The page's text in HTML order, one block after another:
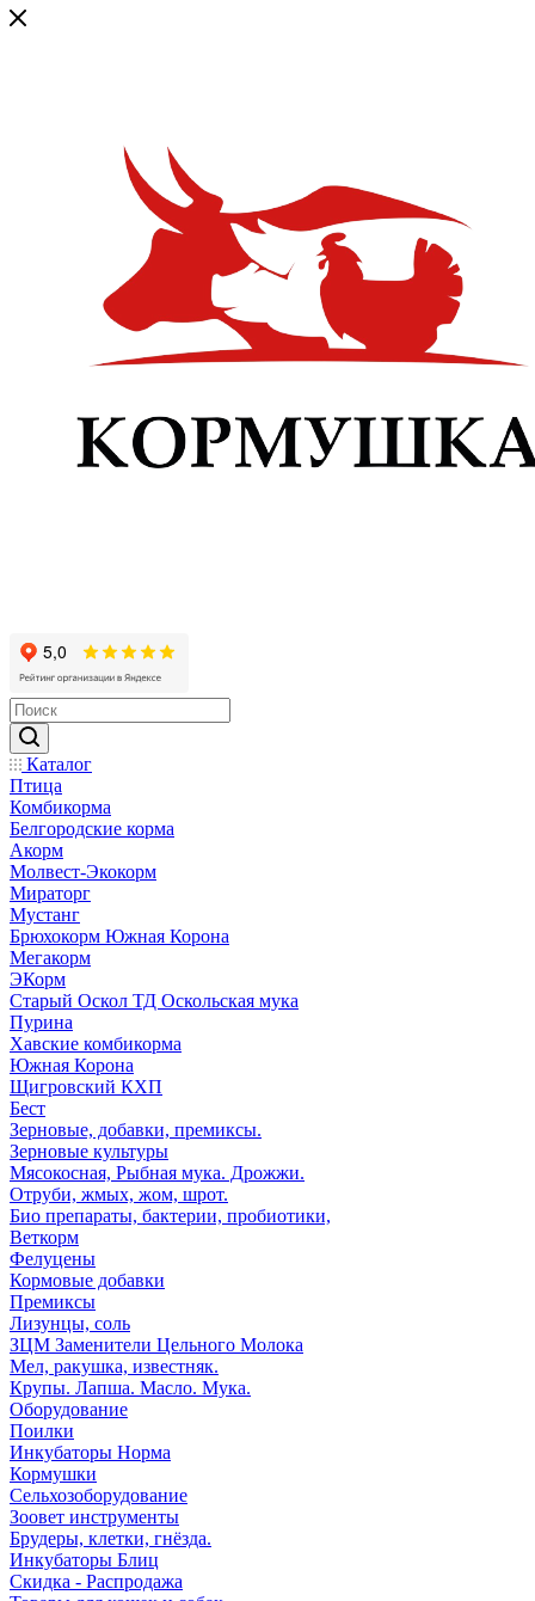
Каталог
Птица
Комбикорма
Белгородские корма
Акорм
Молвест-Экокорм
Мираторг
Мустанг
Брюхокорм Южная Корона
Мегакорм
ЭКорм
Старый Оскол ТД Оскольская мука
Пурина
Хавские комбикорма
Южная Корона
Щигровский КХП
Бест
Зерновые, добавки, премиксы.
Зерновые культуры
Мясокосная, Рыбная мука. Дрожжи.
Отруби, жмых, жом, шрот.
Био препараты, бактерии, пробиотики,
Веткорм
Фелуцены
Кормовые добавки
Премиксы
Лизунцы, соль
ЗЦМ Заменители Цельного Молока
Мел, ракушка, известняк.
Крупы. Лапша. Масло. Мука.
Оборудование
Поилки
Инкубаторы Норма
Кормушки
Сельхозоборудование
Зоовет инструменты
Брудеры, клетки, гнёзда.
Инкубаторы Блиц
Скидка - Распродажа